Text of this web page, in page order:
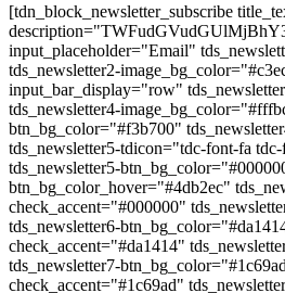
[tdn_block_newsletter_subscribe
input_placeholder="Email"
tds_newsletter2-
input_bar_display="row"
tds_newsletter4-
btn_bg_color="#f3b700"
tds_newsletter5-tdicon="tdc-font-fa
tds_newsletter5-
btn_bg_color_hover="#4db2ec"
check_accent="#000000"
tds_newsletter6-
check_accent="#da1414"
tds_newsletter7-
check_accent="#1c69ad"